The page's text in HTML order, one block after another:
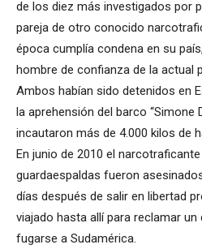
de los diez más investigados por
pareja de otro conocido
época cumplía condena en su
hombre de confianza de la actual
Ambos habían sido detenidos en
la aprehensión del barco “Simone
incautaron más de 4.000 kilos de
En junio de 2010 el
guardaespaldas fueron
días después de salir en libertad
viajado hasta allí para reclamar
fugarse a Sudamérica.